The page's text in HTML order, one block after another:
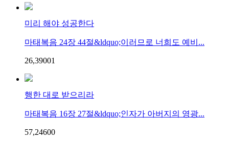
미리 해야 성공한다
마태복음 24장 44절&ldquo;이러므로 너희도 예비...
26,39001
행한 대로 받으리라
마태복음 16장 27절&ldquo;인자가 아버지의 영광...
57,24600